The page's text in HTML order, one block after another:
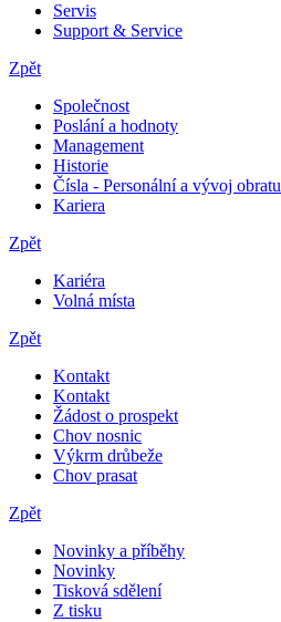
Servis
Support & Service
Zpět
Společnost
Poslání a hodnoty
Management
Historie
Čísla - Personální a vývoj obratu
Kariera
Zpět
Kariéra
Volná místa
Zpět
Kontakt
Kontakt
Žádost o prospekt
Chov nosnic
Výkrm drůbeže
Chov prasat
Zpět
Novinky a příběhy
Novinky
Tisková sdělení
Z tisku